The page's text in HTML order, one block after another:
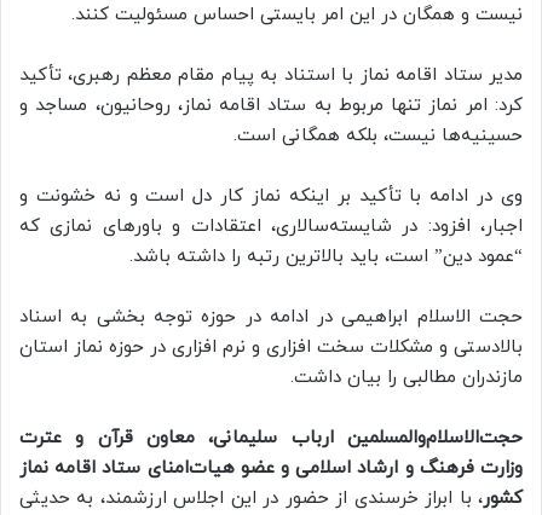
نیست و همگان در این امر بایستی احساس مسئولیت کنند.
مدیر ستاد اقامه نماز با استناد به پیام مقام معظم رهبری، تأکید
کرد: امر نماز تنها مربوط به ستاد اقامه نماز، روحانیون، مساجد و
حسینیه‌ها نیست، بلکه همگانی است.
وی در ادامه با تأکید بر اینکه نماز کار دل است و نه خشونت و
اجبار، افزود: در شایسته‌سالاری، اعتقادات و باورهای نمازی که
“عمود دین” است، باید بالاترین رتبه را داشته باشد.
حجت الاسلام ابراهیمی در ادامه در حوزه توجه بخشی به اسناد
بالادستی و مشکلات سخت افزاری و نرم افزاری در حوزه نماز استان
مازندران مطالبی را بیان داشت.
حجت‌الاسلام‌والمسلمین ارباب سلیمانی، معاون قرآن و عترت
وزارت فرهنگ و ارشاد اسلامی و عضو هیات‌امنای ستاد اقامه نماز
کشور، با ابراز خرسندی از حضور در این اجلاس ارزشمند، به حدیثی